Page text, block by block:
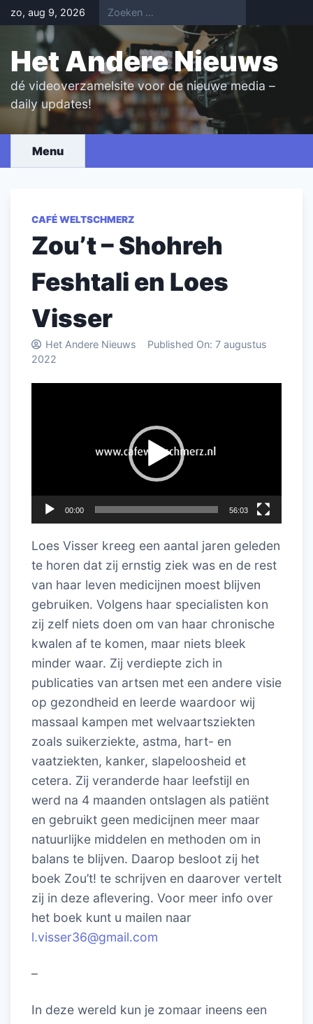
Skip
to
content
zo, aug 9, 2026
Het Andere Nieuws
dé videoverzamelsite voor de nieuwe media –
daily updates!
Menu
CAFÉ WELTSCHMERZ
Zou’t – Shohreh
Feshtali en Loes
Visser
Het Andere Nieuws Published On: 7 augustus
2022
00:00 56:03
Loes Visser kreeg een aantal jaren geleden
te horen dat zij ernstig ziek was en de rest
van haar leven medicijnen moest blijven
gebruiken. Volgens haar specialisten kon
zij zelf niets doen om van haar chronische
kwalen af te komen, maar niets bleek
minder waar. Zij verdiepte zich in
publicaties van artsen met een andere visie
op gezondheid en leerde waardoor wij
massaal kampen met welvaartsziekten
zoals suikerziekte, astma, hart- en
vaatziekten, kanker, slapeloosheid et
cetera. Zij veranderde haar leefstijl en
werd na 4 maanden ontslagen als patiënt
en gebruikt geen medicijnen meer maar
natuurlijke middelen en methoden om in
balans te blijven. Daarop besloot zij het
boek Zou’t! te schrijven en daarover vertelt
zij in deze aflevering. Voor meer info over
het boek kunt u mailen naar
l.visser36@gmail.com
–
In deze wereld kun je zomaar ineens een